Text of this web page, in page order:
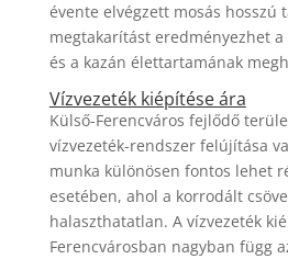
évente elvégzett mosás hosszú
megtakarítást eredményezhet
és a kazán élettartamának
Vízvezeték kiépítése ára
Külső-Ferencváros fejlődő
vízvezeték-rendszer felújítása
munka különösen fontos lehet
esetében, ahol a korrodált
halaszthatatlan. A vízvezeték
Ferencvárosban nagyban függ